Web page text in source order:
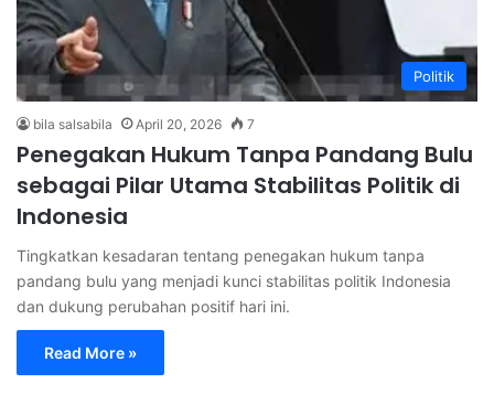
Politik
bila salsabila April 20, 2026 7
Penegakan Hukum Tanpa Pandang Bulu
sebagai Pilar Utama Stabilitas Politik di
Indonesia
Tingkatkan kesadaran tentang penegakan hukum tanpa
pandang bulu yang menjadi kunci stabilitas politik Indonesia
dan dukung perubahan positif hari ini.
Read More »